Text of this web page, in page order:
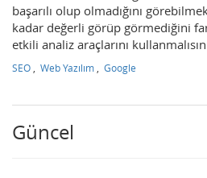
başarılı olup olmadığını
kadar değerli görüp görmediğini
etkili analiz araçlarını
SEO Web Yazılım
Google
Güncel